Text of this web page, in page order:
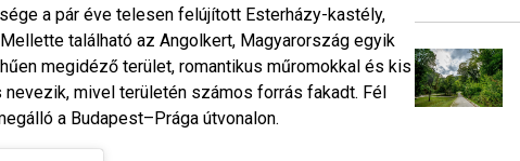
a pár éve telesen felújított Esterházy-kastély,
található az Angolkert, Magyarország egyik
megidéző terület, romantikus műromokkal és kis
nevezik, mivel területén számos forrás fakadt. Fél
a Budapest–Prága útvonalon.